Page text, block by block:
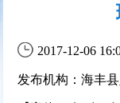
2017-12-06
发布机构：海丰